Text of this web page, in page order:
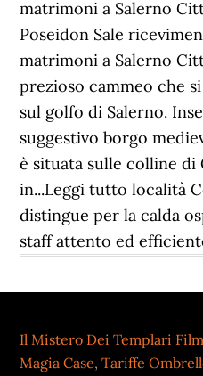
Il Mistero Dei Templari
Magia Case,Tariffe